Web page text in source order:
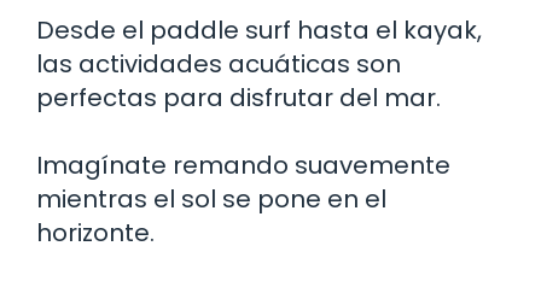
Desde el paddle surf hasta el kayak,
las actividades acuáticas son
perfectas para disfrutar del mar.
Imagínate remando suavemente
mientras el sol se pone en el
horizonte.